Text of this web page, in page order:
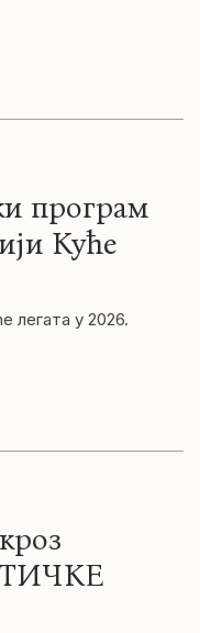
програм
Куће
легата у 2026.